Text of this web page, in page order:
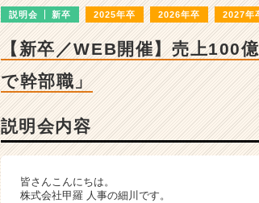
説明会 新卒 2025年卒 2026年卒 2027年
【新卒／WEB開催】売上100
で幹部職」
説明会内容
皆さんこんにちは。
株式会社甲羅 人事の細川です。